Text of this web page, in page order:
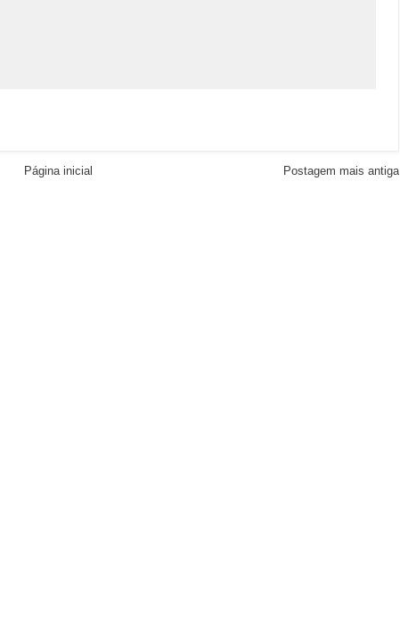
Postagem mais antiga
Página inicial